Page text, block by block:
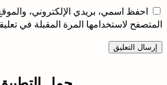
احفظ اسمي، بريدي الإلكتروني،
المتصفح لاستخدامها المرة المقبلة في